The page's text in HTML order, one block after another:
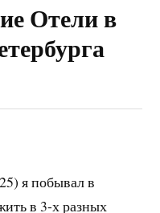
Отели в
я побывал в
в 3-х разных